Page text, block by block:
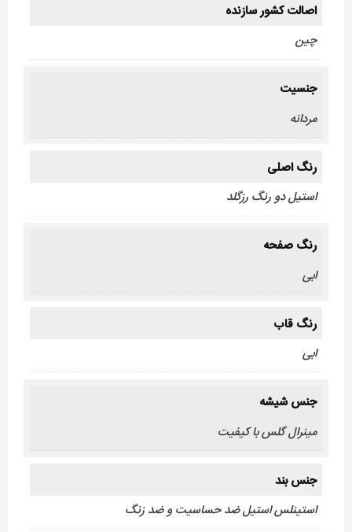
اصالت کشور سازنده
چین
جنسیت
مردانه
رنگ اصلی
استیل دو رنگ رزگلد
رنگ صفحه
ابی
رنگ قاب
ابی
جنس شیشه
مینرال گلس با کیفیت
جنس بند
استینلس استیل ضد حساسیت و ضد زنگ